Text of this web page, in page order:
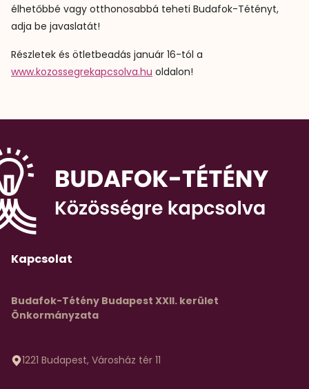
élhetőbbé vagy otthonosabbá teheti Budafok-Tétényt,
adja be javaslatát!
Részletek és ötletbeadás január 16-tól a
www.kozossegrekapcsolva.hu oldalon!
Kapcsolat
Budafok-Tétény Budapest XXII. kerület
Önkormányzata
1221 Budapest, Városház tér 11